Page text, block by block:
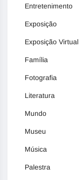
Entretenimento
Exposição
Exposição Virtual
Família
Fotografia
Literatura
Mundo
Museu
Música
Palestra